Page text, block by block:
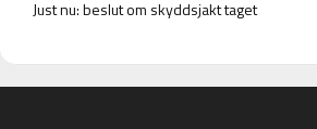
Just nu: beslut om skyddsjakt taget